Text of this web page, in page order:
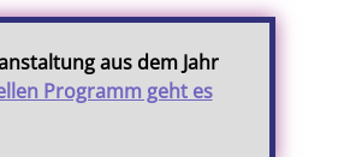
aus dem Jahr
Programm geht es